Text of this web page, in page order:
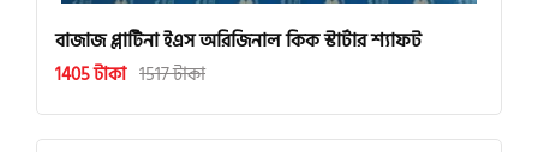
বাজাজ প্লাটিনা ইএস অরিজিনাল কিক স্টার্টার শ্যাফট
1405 টাকা 1517 টাকা